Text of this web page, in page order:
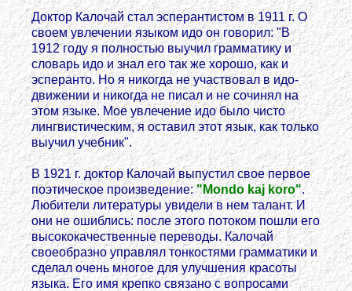
Доктор Калочай стал эсперантистом в 1911 г. О
своем увлечении языком идо он говорил: "В
1912 году я полностью выучил грамматику и
словарь идо и знал его так же хорошо, как и
эсперанто. Но я никогда не участвовал в идо-
движении и никогда не писал и не сочинял на
этом языке. Мое увлечение идо было чисто
лингвистическим, я оставил этот язык, как только
выучил учебник".
В 1921 г. доктор Калочай выпустил свое первое
поэтическое произведение:"Mondo kaj koro".
Любители литературы увидели в нем талант. И
они не ошиблись: после этого потоком пошли его
высококачественные переводы. Калочай
своеобразно управлял тонкостями грамматики и
сделал очень многое для улучшения красоты
языка. Его имя крепко связано с вопросами